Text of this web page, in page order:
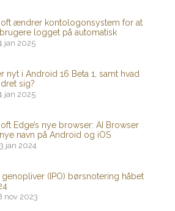
ændrer kontologonsystem for at
logget på automatisk
jan 2025
nyt i Android 16 Beta 1, samt hvad
sig?
jan 2025
Edge’s nye browser: AI Browser
navn på Android og iOS
jan 2024
genopliver (IPO) børsnotering håbet
nov 2023